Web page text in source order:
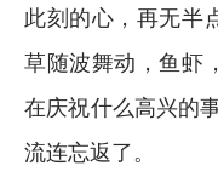
此刻的心，再无半
草随波舞动，鱼虾
在庆祝什么高兴的
流连忘返了。